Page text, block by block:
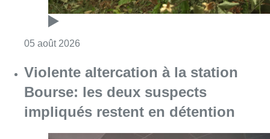
05 août 2026Consulter l'article "Violente altercation à la